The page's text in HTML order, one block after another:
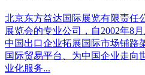
北京东方益达国际展览有限责任
展览会的专业公司，自2002年8
中国出口企业拓展国际市场铺路
国际贸易平台、为中国企业走向
业化服务...